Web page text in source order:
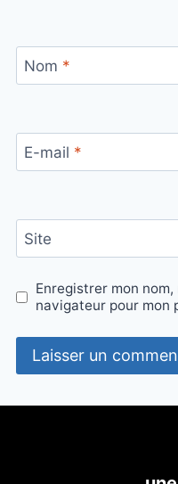
Nom *
E-mail *
Site
Enregistrer mon
navigateur pour mon